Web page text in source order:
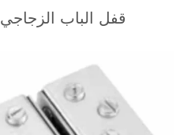
قفل الباب الزجاجي